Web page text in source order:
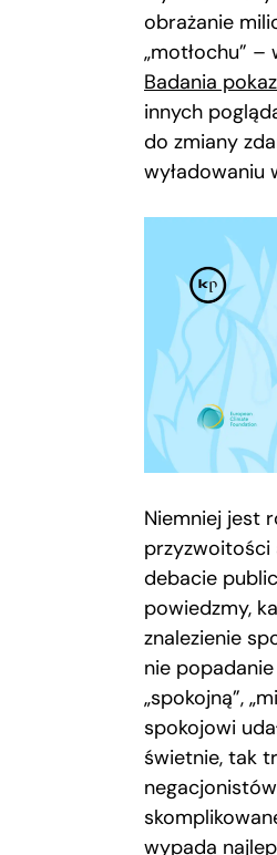
obrażanie
„motłochu”
Badania
innych
do zmiany
wyładowaniu
Niemniej jest
przyzwoitości
debacie
powiedzmy,
znalezienie
nie
„spokojną”,
spokojowi
świetnie, tak
wypada